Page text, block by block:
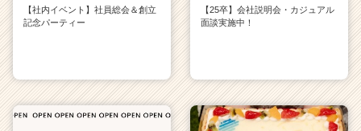
【社内イベント】社員総会＆創立
記念パーティー
【25卒】会社説明会・カジュアル
面談実施中！